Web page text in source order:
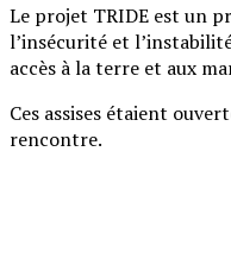
Le projet TRIDE est un
l’insécurité et
accès à la terre et aux
Ces assises étaient
rencontre.